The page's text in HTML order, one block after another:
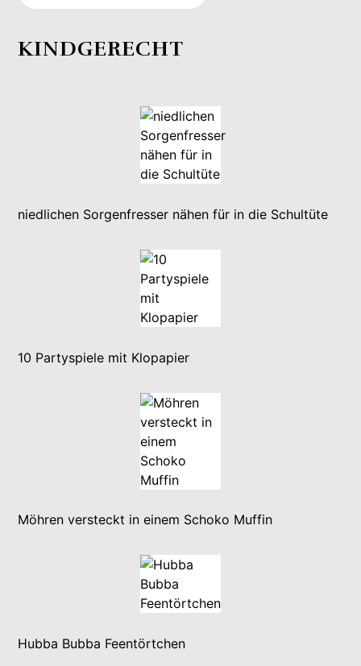
KINDGERECHT
niedlichen Sorgenfresser nähen für in die Schultüte
10 Partyspiele mit Klopapier
Möhren versteckt in einem Schoko Muffin
Hubba Bubba Feentörtchen